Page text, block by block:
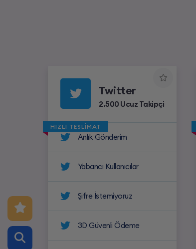
Twitter
2.500 Ucuz Takipçi
HIZLI TESLİMAT
Anlık Gönderim
Yabancı Kullanıcılar
Şifre İstemiyoruz
3D Güvenli Ödeme